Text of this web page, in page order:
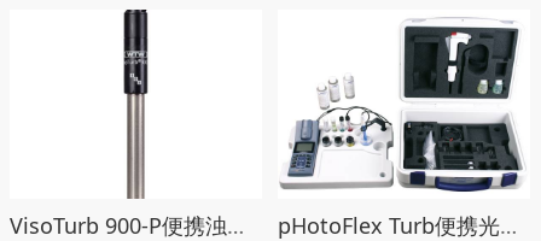
VisoTurb 900-P便携浊度探头 pHotoFlex Turb便携光度计浊度计